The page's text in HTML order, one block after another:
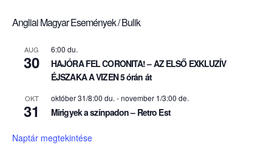
Angliai Magyar Események / Bulik
AUG
30
6:00 du.
HAJÓRA FEL CORONITA! – AZ ELSŐ EXKLUZÍV
ÉJSZAKA A VIZEN 5 órán át
OKT
31
október 31/8:00 du. -november 1/3:00 de.
Mirigyek a színpadon – Retro Est
Naptár megtekintése